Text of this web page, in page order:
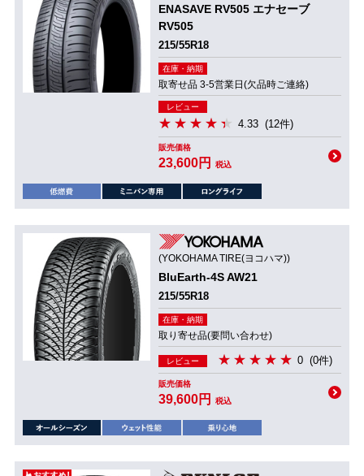
ENASAVE RV505 エナセーブ
RV505
215/55R18
在庫・納期
取寄せ品 3-5営業日(欠品時ご連絡)
レビュー
4.33 (12件)
販売価格
23,600円 税込
(YOKOHAMA TIRE(ヨコハマ))
BluEarth-4S AW21
215/55R18
在庫・納期
取り寄せ品(要問い合わせ)
レビュー 0 (0件)
販売価格
39,600円 税込